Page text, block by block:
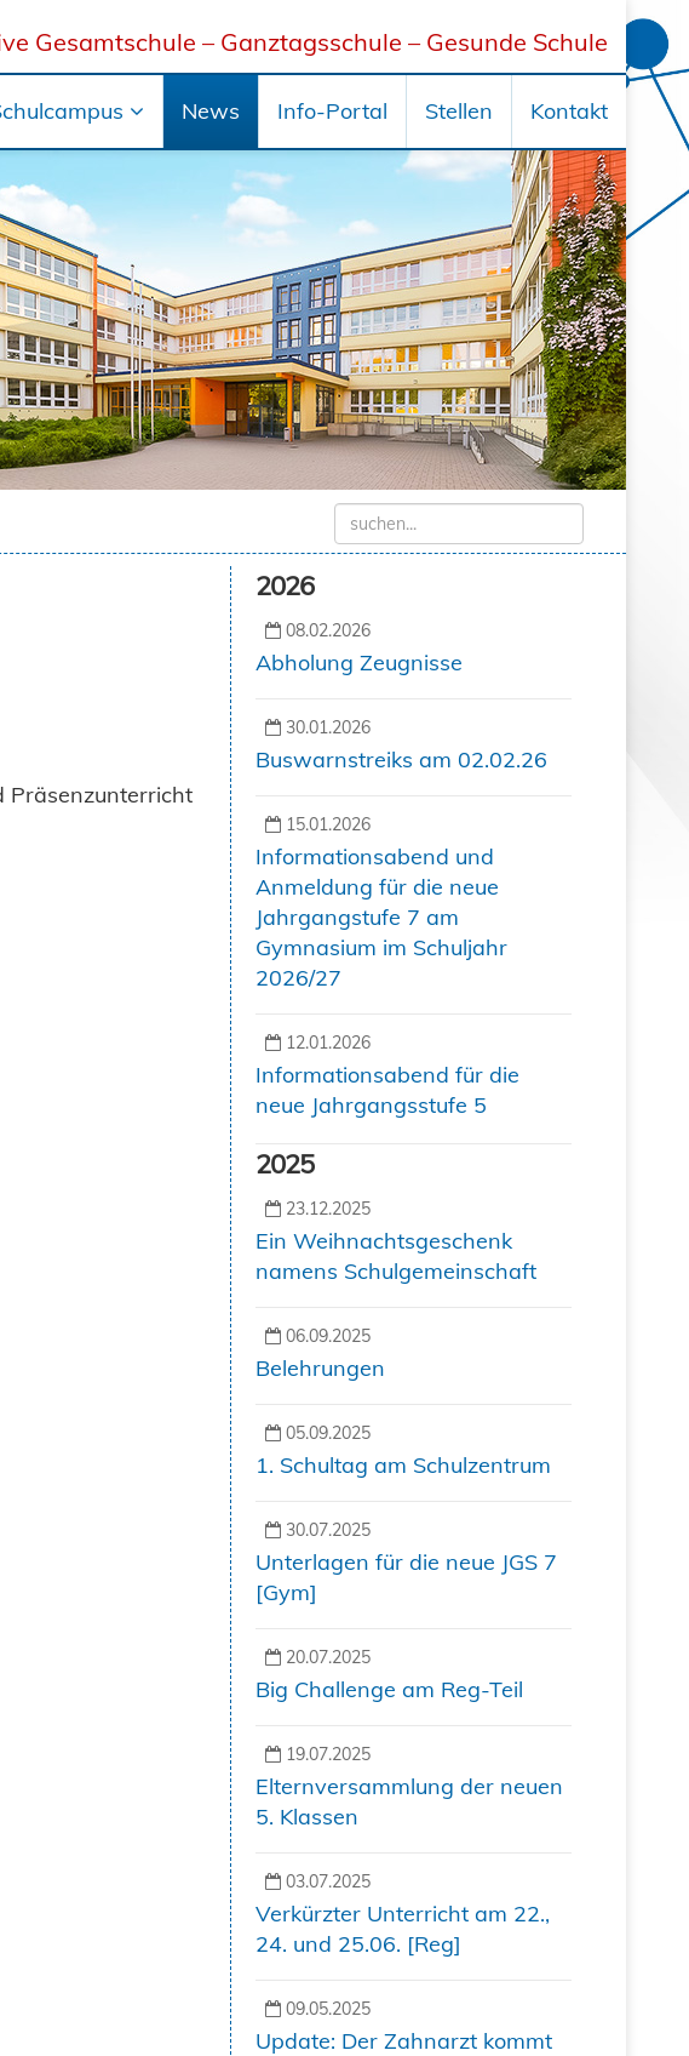
Gesamtschule – Ganztagsschule – Gesunde Schule
News Info-Portal Stellen Kontakt
Präsenzunterricht
2026
08.02.2026
Abholung Zeugnisse
30.01.2026
Buswarnstreiks am 02.02.26
15.01.2026
Informationsabend und
Anmeldung für die neue
Jahrgangstufe 7 am
Gymnasium im Schuljahr
2026/27
12.01.2026
Informationsabend für die
neue Jahrgangsstufe 5
2025
23.12.2025
Ein Weihnachtsgeschenk
namens Schulgemeinschaft
06.09.2025
Belehrungen
05.09.2025
1. Schultag am Schulzentrum
30.07.2025
Unterlagen für die neue JGS 7
[Gym]
20.07.2025
Big Challenge am Reg-Teil
19.07.2025
Elternversammlung der neuen
5. Klassen
03.07.2025
Verkürzter Unterricht am 22.,
24. und 25.06. [Reg]
09.05.2025
Update: Der Zahnarzt kommt